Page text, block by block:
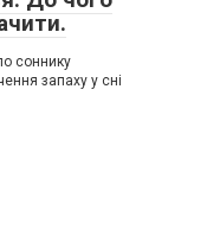
соннику
запаху у сні